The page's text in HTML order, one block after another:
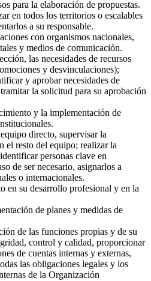
para la elaboración de propuestas.
en todos los territorios o escalables
a su responsable.
con organismos nacionales,
y medios de comunicación.
las necesidades de recursos
y desvinculaciones);
y aprobar necesidades de
la solicitud para su aprobación
y la implementación de
directo, supervisar la
el resto del equipo; realizar la
personas clave en
de ser necesario, asignarlos a
o internacionales.
en su desarrollo profesional y en la
de planes y medidas de
de las funciones propias y de su
control y calidad, proporcionar
de cuentas internas y externas,
las obligaciones legales y los
de la Organización